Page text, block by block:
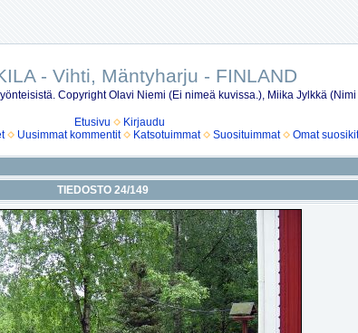
- Vihti, Mäntyharju - FINLAND
Copyright Olavi Niemi (Ei nimeä kuvissa.), Miika Jylkkä
Etusivu
Kirjaudu
Uusimmat kommentit Katsotuimmat Suosituimmat Omat suosikit
TIEDOSTO 24/149